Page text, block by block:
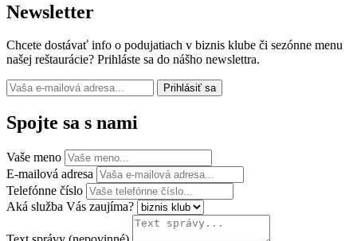
Newsletter
Chcete dostávať info o podujatiach v biznis klube či sezónne menu
našej reštaurácie? Prihláste sa do nášho newslettra.
Prihlásiť sa
Spojte sa s nami
Vaše meno
E-mailová adresa
Telefónne číslo
Aká služba Vás zaujíma?